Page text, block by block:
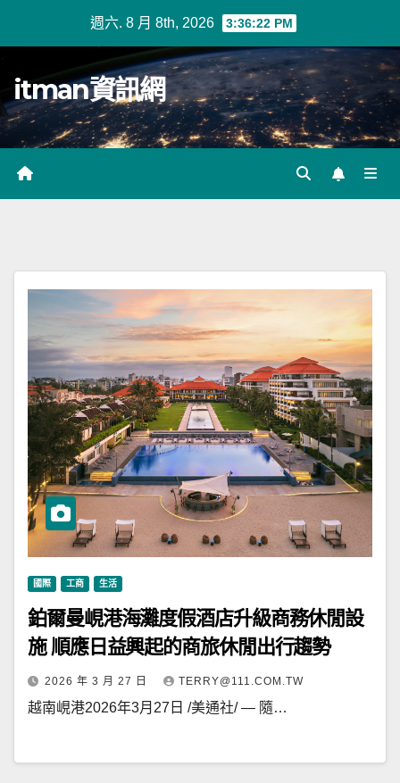
週六. 8 月 8th, 2026 3:36:23 PM
itman資訊網
國際 工商 生活
鉑爾曼峴港海灘度假酒店升級商務休閒設
施 順應日益興起的商旅休閒出行趨勢
2026 年 3 月 27 日 TERRY@111.COM.TW
越南峴港2026年3月27日 /美通社/ — 隨…